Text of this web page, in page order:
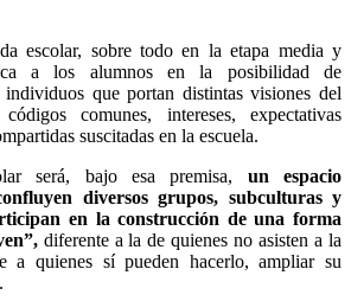
escolar, sobre todo en la etapa media y
a los alumnos en la posibilidad de
que portan distintas visiones del
comunes, intereses, expectativas
suscitadas en la escuela.
será, bajo esa premisa, un espacio
diversos grupos, subculturas y
en la construcción de una forma
diferente a la de quienes no asisten a la
a quienes sí pueden hacerlo, ampliar su